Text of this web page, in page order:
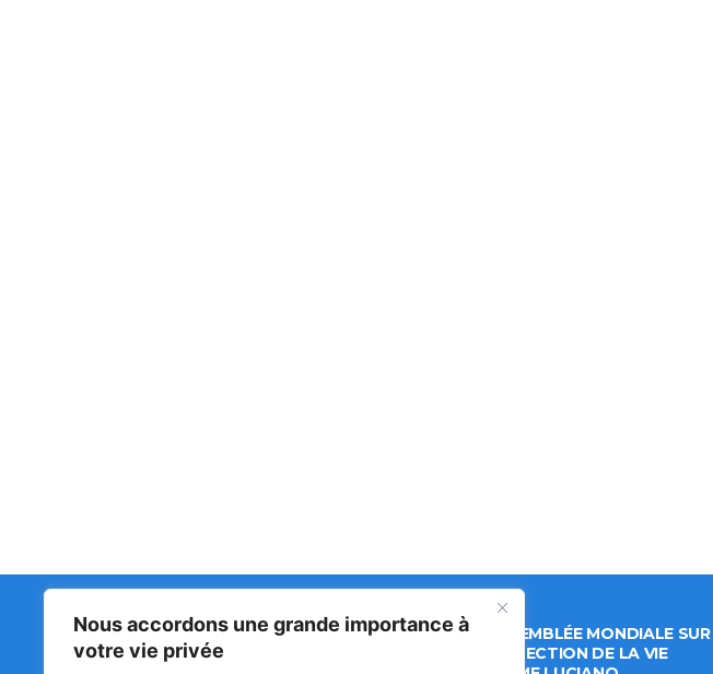
Nous accordons une grande importance à
votre vie privéeMatin Libre
47ᵉ ASSEMBLÉE MONDIALE SUR
LA PROTECTION DE LA VIE